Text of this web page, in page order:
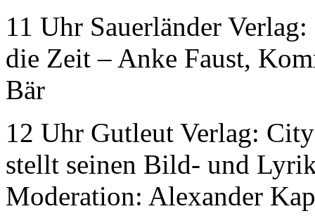
11 Uhr Sauerländer
die Zeit – Anke Faust,
Bär
12 Uhr Gutleut Verlag:
stellt seinen Bild- und
Moderation: Alexander